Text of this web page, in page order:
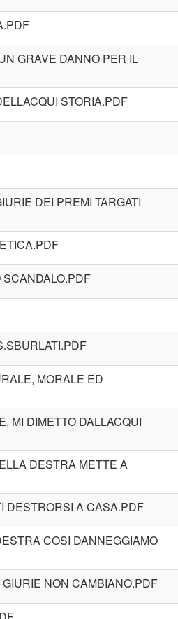
GRAVE DANNO PER IL
STORIA.PDF
DEI PREMI TARGATI
MORALE ED
MI DIMETTO DALLACQUI
DESTRA METTE A
DESTRORSI A CASA.PDF
COSI DANNEGGIAMO
NON CAMBIANO.PDF